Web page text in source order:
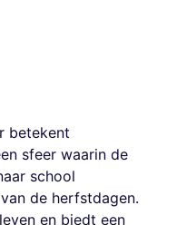
betekent
sfeer waarin de
school
de herfstdagen.
en biedt een